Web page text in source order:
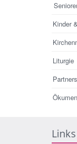
Kinder
Liturgie
Links